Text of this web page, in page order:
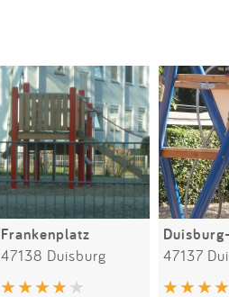
Frankenplatz
47138 Duisburg 47137